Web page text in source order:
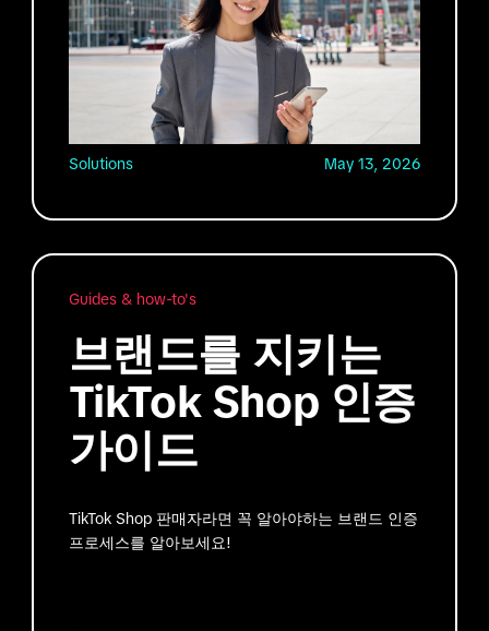
Solutions May 13, 2026
Guides & how-to's
브랜드를 지키는
TikTok Shop 인증
가이드
TikTok Shop 판매자라면 꼭 알아야하는 브랜드 인증
프로세스를 알아보세요!